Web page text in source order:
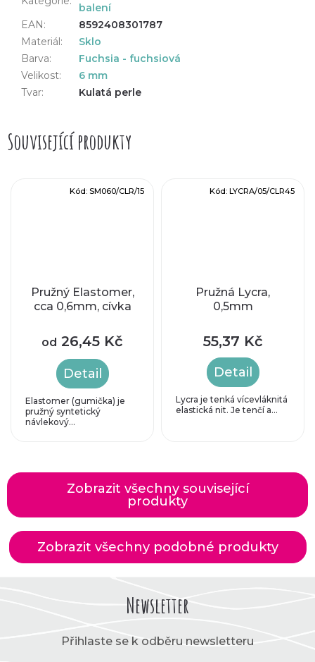
balení
EAN:
8592408301787
Materiál:
Sklo
Barva:
Fuchsia - fuchsiová
Velikost:
6 mm
Tvar: Kulatá perle
Související produkty
Pružný Elastomer,
cca 0,6mm, cívka
od 26,45 Kč
Detail
Elastomer (gumička) je
pružný syntetický
návlekový...
Kód: SM060/CLR/15
Pružná Lycra,
0,5mm
55,37 Kč
Detail
Lycra je tenká vícevláknitá
elastická nit. Je tenčí a...
Kód: LYCRA/05/CLR45
Zobrazit všechny související
produkty
Zobrazit všechny podobné produkty
Newsletter
Přihlaste se k odběru newsletteru